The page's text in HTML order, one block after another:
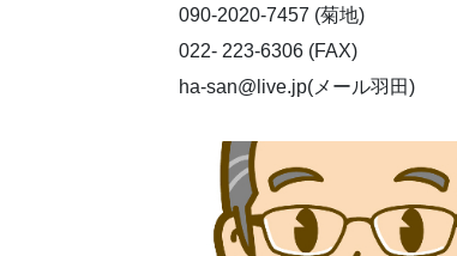
090-2020-7457 (菊地)
022- 223-6306 (FAX)
ha-san@live.jp(メール羽田)